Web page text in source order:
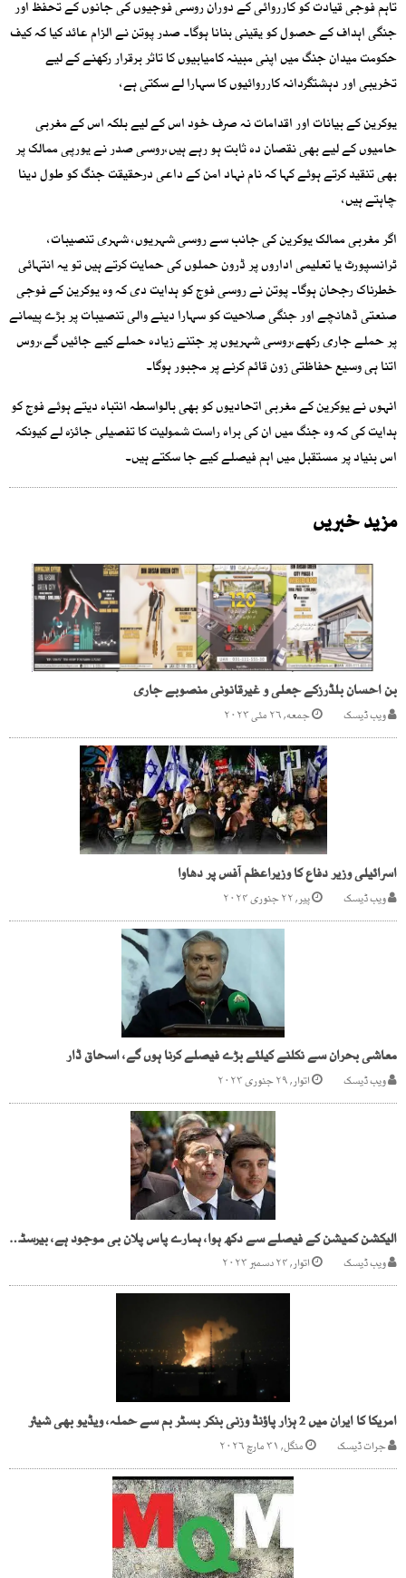
تاہم فوجی قیادت کو کارروائی کے دوران روسی فوجیوں کی جانوں کے تحفظ اور
جنگی اہداف کے حصول کو یقینی بنانا ہوگا۔ صدر پوتن نے الزام عائد کیا کہ کیف
حکومت میدان جنگ میں اپنی مبینہ کامیابیوں کا تاثر برقرار رکھنے کے لیے
تخریبی اور دہشتگردانہ کارروائیوں کا سہارا لے سکتی ہے،
یوکرین کے بیانات اور اقدامات نہ صرف خود اس کے لیے بلکہ اس کے مغربی
حامیوں کے لیے بھی نقصان دہ ثابت ہو رہے ہیں،روسی صدر نے یورپی ممالک پر
بھی تنقید کرتے ہوئے کہا کہ نام نہاد امن کے داعی درحقیقت جنگ کو طول دینا
چاہتے ہیں،
اگر مغربی ممالک یوکرین کی جانب سے روسی شہریوں، شہری تنصیبات،
ٹرانسپورٹ یا تعلیمی اداروں پر ڈرون حملوں کی حمایت کرتے ہیں تو یہ انتہائی
خطرناک رجحان ہوگا۔ پوتن نے روسی فوج کو ہدایت دی کہ وہ یوکرین کے فوجی
صنعتی ڈھانچے اور جنگی صلاحیت کو سہارا دینے والی تنصیبات پر بڑے پیمانے
پر حملے جاری رکھے،روسی شہریوں پر جتنے زیادہ حملے کیے جائیں گے،روس
اتنا ہی وسیع حفاظتی زون قائم کرنے پر مجبور ہوگا۔
انہوں نے یوکرین کے مغربی اتحادیوں کو بھی بالواسطہ انتباہ دیتے ہوئے فوج کو
ہدایت کی کہ وہ جنگ میں ان کی براہ راست شمولیت کا تفصیلی جائزہ لے کیونکہ
اس بنیاد پر مستقبل میں اہم فیصلے کیے جا سکتے ہیں۔
مزید خبریں
بن احسان بلڈرزکے جعلی و غیرقانونی منصوبے جاری
ویب ڈیسک جمعه, ۲۶ مئی ۲۰۲۳
اسرائیلی وزیر دفاع کا وزیراعظم آفس پر دھاوا
ویب ڈیسک پیر, ۲۲ جنوری ۲۰۲۴
معاشی بحران سے نکلنے کیلئے بڑے فیصلے کرنا ہوں گے، اسحاق ڈار
ویب ڈیسک اتوار, ۲۹ جنوری ۲۰۲۳
الیکشن کمیشن کے فیصلے سے دکھ ہوا، ہمارے پاس پلان بی موجود ہے، بیرسٹر گوہر
ویب ڈیسک اتوار, ۲۴ دسمبر ۲۰۲۳
امریکا کا ایران میں 2 ہزار پاؤنڈ وزنی بنکر بسٹر بم سے حملہ، ویڈیو بھی شیئر
جرات ڈیسک منگل, ۳۱ مارچ ۲۰۲۶